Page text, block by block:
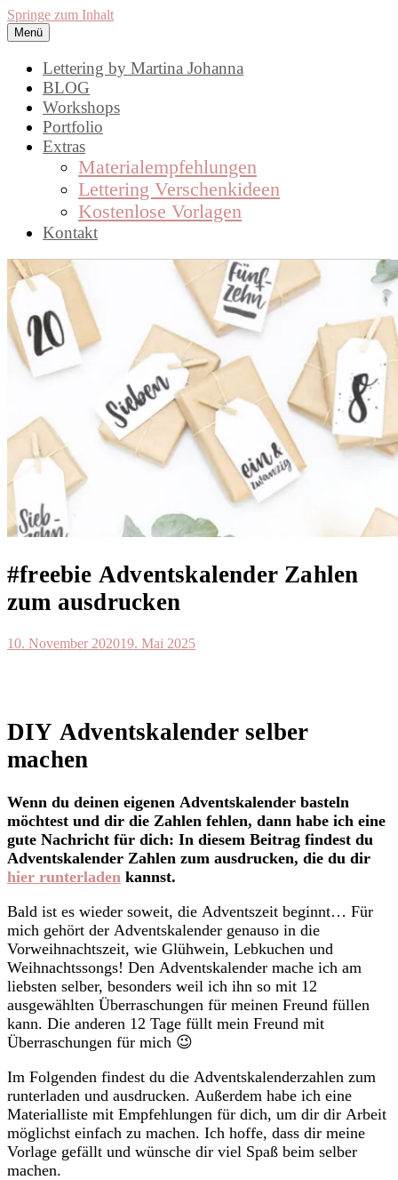
Springe zum Inhalt
Handlettering by Martina Johanna.
Workshops, Inspirationen und DIY,
rund um das Thema Lettering
Menü
Lettering by Martina Johanna
BLOG
Workshops
Portfolio
Extras
Materialempfehlungen
Lettering Verschenkideen
Kostenlose Vorlagen
Kontakt
#freebie Adventskalender Zahlen
zum ausdrucken
10. November 202019. Mai 2025
DIY Adventskalender selber
machen
Wenn du deinen eigenen Adventskalender basteln
möchtest und dir die Zahlen fehlen, dann habe ich eine
gute Nachricht für dich: In diesem Beitrag findest du
Adventskalender Zahlen zum ausdrucken, die du dir
hier runterladen kannst.
Bald ist es wieder soweit, die Adventszeit beginnt… Für
mich gehört der Adventskalender genauso in die
Vorweihnachtszeit, wie Glühwein, Lebkuchen und
Weihnachtssongs! Den Adventskalender mache ich am
liebsten selber, besonders weil ich ihn so mit 12
ausgewählten Überraschungen für meinen Freund füllen
kann. Die anderen 12 Tage füllt mein Freund mit
Überraschungen für mich 😉
Im Folgenden findest du die Adventskalenderzahlen zum
runterladen und ausdrucken. Außerdem habe ich eine
Materialliste mit Empfehlungen für dich, um dir dir Arbeit
möglichst einfach zu machen. Ich hoffe, dass dir meine
Vorlage gefällt und wünsche dir viel Spaß beim selber
machen.